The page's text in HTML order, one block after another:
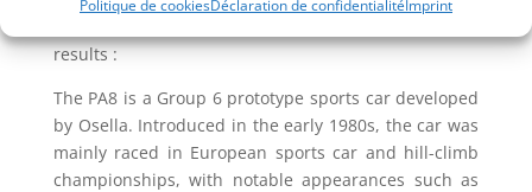
Politique de cookiesDéclaration de confidentialitéImprint
results :
The PA8 is a Group 6 prototype sports car developed
by Osella. Introduced in the early 1980s, the car was
mainly raced in European sports car and hill-climb
championships, with notable appearances such as